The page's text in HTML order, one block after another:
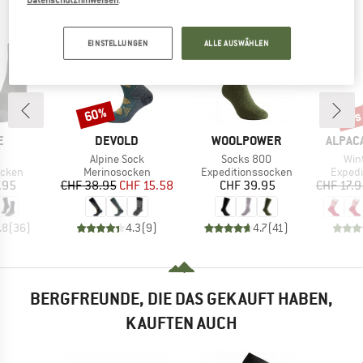
(36)
MARKE
DEVOLD
Artikel
Alpine Sock
Produktgruppe
Merinosocken
Preis
CHF 38.95reduzierter Preis
CHF 15.58
4.3(9)
Rabatt
60%
MARKE
WOOLPOWER
Artikel
Socks 800
Produktgruppe
Expeditionssocken
Preis
CHF 39.95
4.7(41)
MARKE
CHF
BERGFREUNDE, DIE DAS GEKAUFT HABEN,
KAUFTEN AUCH
EINSTELLUNGEN ALLE AUSWÄHLEN